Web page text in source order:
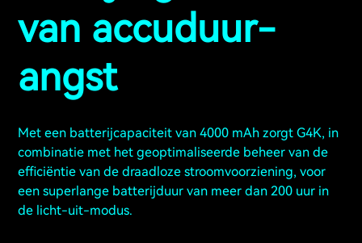
van accuduur-
angst
Met een batterijcapaciteit van 4000 mAh zorgt G4K, in
combinatie met het geoptimaliseerde beheer van de
efficiëntie van de draadloze stroomvoorziening, voor
een superlange batterijduur van meer dan 200 uur in
de licht-uit-modus.